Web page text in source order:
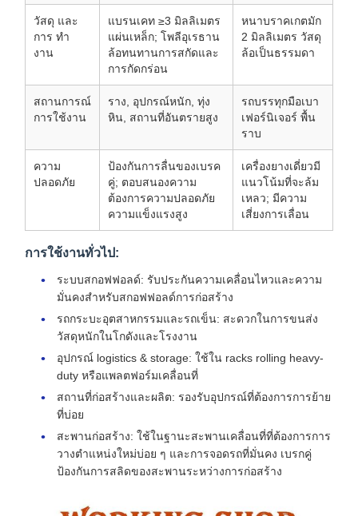
วัสดุ และ
การ ทํา
งาน
แบรนเคท ≥3 มิลลิเมตร
แผ่นเหล็ก; โพลีอุเรธาน
ล้อทนทานการสกัดและ
การกัดกร่อน
หนาบราคเกตมัก
2 มิลลิเมตร วัสดุ
ล้อเป็นธรรมดา
สถานการณ์
การใช้งาน
ราง, อุปกรณ์หนัก, ทุ่ง
หิน, สถานที่อันตรายสูง
รถบรรทุกมือเบา
เฟอร์นิเจอร์ พื้น
ราบ
ความ
ปลอดภัย
ป้องกันการลื่นของเบรค
คู่; ตอบสนองความ
ต้องการความปลอดภัย
ความแข็งแรงสูง
เครื่องยางเดี่ยวมี
แนวโน้มที่จะล้ม
เหลว; มีความ
เสี่ยงการเลื่อน
การใช้งานทั่วไป:
ระบบสกอฟฟอลด์: รับประกันความเคลื่อนไหวและความ
มั่นคงสําหรับสกอฟฟอลด์การก่อสร้าง
รถกระบะอุตสาหกรรมและรถเข็น: สะดวกในการขนส่ง
วัสดุหนักในโกดังและโรงงาน
อุปกรณ์ logistics & storage: ใช้ใน racks rolling heavy-
duty หรือแพลตฟอร์มเคลื่อนที่
สถานที่ก่อสร้างและผลิต: รองรับอุปกรณ์ที่ต้องการการย้าย
ที่บ่อย
สะพานก่อสร้าง: ใช้ในฐานะสะพานเคลื่อนที่ที่ต้องการการ
วางตําแหน่งใหม่บ่อย ๆ และการจอดรถที่มั่นคง เบรกคู่
ป้องกันการสลิดของสะพานระหว่างการก่อสร้าง